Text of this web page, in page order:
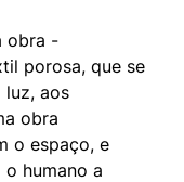
obra -
porosa, que se
luz, aos
obra
o espaço, e
humano a